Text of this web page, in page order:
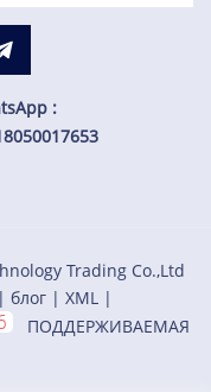
:
Trading Co.,Ltd
| блог | XML |
ПОДДЕРЖИВАЕМАЯ